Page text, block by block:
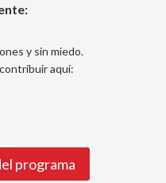
y sin miedo.
aquí:
programa